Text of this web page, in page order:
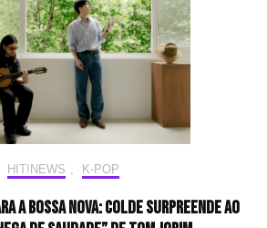
HIT!NEWS , K-POP
a Bossa Nova: Colde surpreende ao